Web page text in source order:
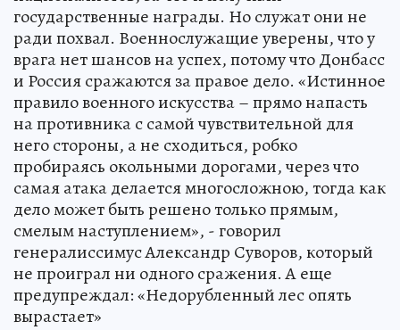
государственные награды. Но служат они не
ради похвал. Военнослужащие уверены, что у
врага нет шансов на успех, потому что Донбасс
и Россия сражаются за правое дело. «Истинное
правило военного искусства – прямо напасть
на противника с самой чувствительной для
него стороны, а не сходиться, робко
пробираясь окольными дорогами, через что
самая атака делается многосложною, тогда как
дело может быть решено только прямым,
смелым наступлением», - говорил
генералиссимус Александр Суворов, который
не проиграл ни одного сражения. А еще
предупреждал: «Недорубленный лес опять
вырастает»